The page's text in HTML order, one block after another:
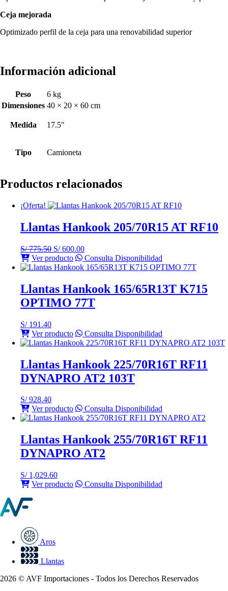
Ceja mejorada
Optimizado perfil de la ceja para una renovabilidad superior
Información adicional
Peso
6 kg
Dimensiones 40 × 20 × 60 cm
Medida 17.5"
Tipo Camioneta
Productos relacionados
¡Oferta!
Llantas Hankook 205/70R15 AT RF10
S/775.50 El
precio
original
S/ 775.50.
S/600.00El
precio
actual
S/ 600.00.
Ver producto Consulta Disponibilidad
Llantas Hankook 165/65R13T K715
OPTIMO 77T
S/191.40
Ver producto
Consulta Disponibilidad
Llantas Hankook 225/70R16T RF11
DYNAPRO AT2 103T
S/928.40
Ver producto
Consulta Disponibilidad
Llantas Hankook 255/70R16T RF11
DYNAPRO AT2
S/1,029.60
Ver producto
Consulta Disponibilidad
Aros
Llantas
2026 © AVF Importaciones - Todos los Derechos Reservados